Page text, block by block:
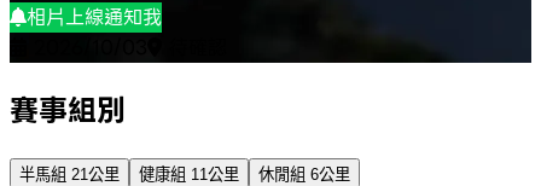
相片上線通知我
賽事組別
半馬組 21公里 健康組 11公里 休閒組 6公里